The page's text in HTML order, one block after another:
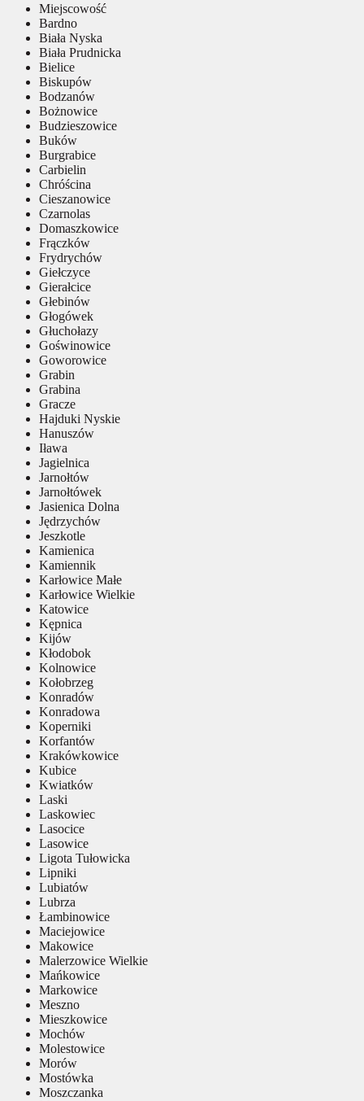
Miejscowość
Bardno
Biała Nyska
Biała Prudnicka
Bielice
Biskupów
Bodzanów
Bożnowice
Budzieszowice
Buków
Burgrabice
Carbielin
Chróścina
Cieszanowice
Czarnolas
Domaszkowice
Frączków
Frydrychów
Giełczyce
Gierałcice
Głebinów
Głogówek
Głuchołazy
Goświnowice
Goworowice
Grabin
Grabina
Gracze
Hajduki Nyskie
Hanuszów
Iława
Jagielnica
Jarnołtów
Jarnołtówek
Jasienica Dolna
Jędrzychów
Jeszkotle
Kamienica
Kamiennik
Karłowice Małe
Karłowice Wielkie
Katowice
Kępnica
Kijów
Kłodobok
Kolnowice
Kołobrzeg
Konradów
Konradowa
Koperniki
Korfantów
Krakówkowice
Kubice
Kwiatków
Laski
Laskowiec
Lasocice
Lasowice
Ligota Tułowicka
Lipniki
Lubiatów
Lubrza
Łambinowice
Maciejowice
Makowice
Malerzowice Wielkie
Mańkowice
Markowice
Meszno
Mieszkowice
Mochów
Molestowice
Morów
Mostówka
Moszczanka